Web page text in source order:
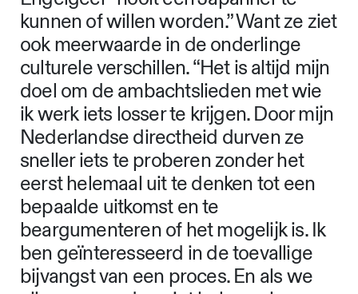
kunnen of willen worden.” Want ze ziet
ook meerwaarde in de onderlinge
culturele verschillen. “Het is altijd mijn
doel om de ambachtslieden met wie
ik werk iets losser te krijgen. Door mijn
Nederlandse directheid durven ze
sneller iets te proberen zonder het
eerst helemaal uit te denken tot een
bepaalde uitkomst en te
beargumenteren of het mogelijk is. Ik
ben geïnteresseerd in de toevallige
bijvangst van een proces. En als we